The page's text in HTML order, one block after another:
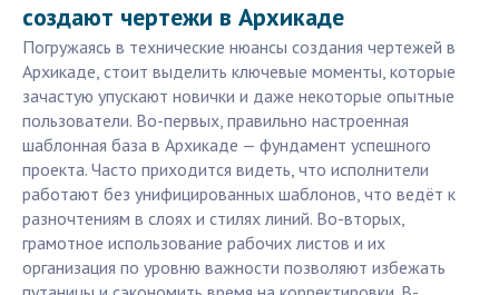
создают чертежи в Архикаде
Погружаясь в технические нюансы создания чертежей в
Архикаде, стоит выделить ключевые моменты, которые
зачастую упускают новички и даже некоторые опытные
пользователи. Во-первых, правильно настроенная
шаблонная база в Архикаде — фундамент успешного
проекта. Часто приходится видеть, что исполнители
работают без унифицированных шаблонов, что ведёт к
разночтениям в слоях и стилях линий. Во-вторых,
грамотное использование рабочих листов и их
организация по уровню важности позволяют избежать